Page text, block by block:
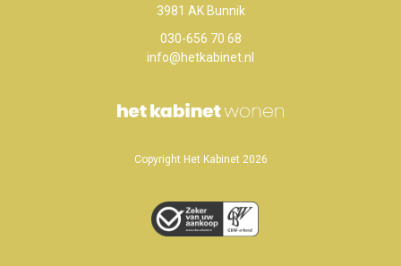
3981 AK Bunnik
030-656 70 68
info@hetkabinet.nl
Copyright Het Kabinet 2026